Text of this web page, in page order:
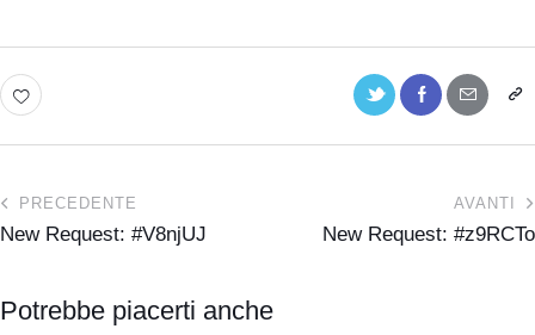
PRECEDENTE
New Request: #V8njUJ
AVANTI
New Request: #z9RCTo
Potrebbe piacerti anche